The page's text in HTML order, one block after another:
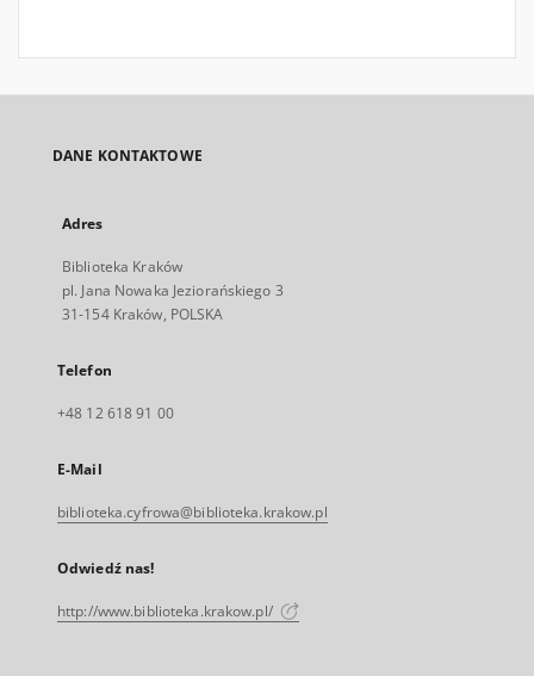
DANE KONTAKTOWE
Adres
Biblioteka Kraków
pl. Jana Nowaka Jeziorańskiego 3
31-154 Kraków, POLSKA
Telefon
+48 12 618 91 00
E-Mail
biblioteka.cyfrowa@biblioteka.krakow.pl
Odwiedź nas!
http://www.biblioteka.krakow.pl/